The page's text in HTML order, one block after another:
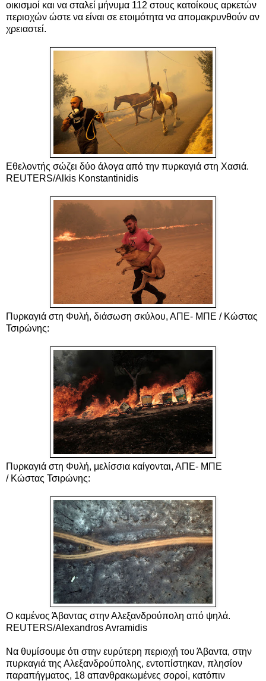
οικισμοί και να σταλεί μήνυμα 112 στους κατοίκους αρκετών
περιοχών ώστε να είναι σε ετοιμότητα να απομακρυνθούν αν
χρειαστεί.
Εθελοντής σώζει δύο άλογα από την πυρκαγιά στη Χασιά.
REUTERS/Alkis Konstantinidis
Πυρκαγιά στη Φυλή, διάσωση σκύλου, ΑΠΕ- ΜΠΕ / Κώστας
Τσιρώνης:
Πυρκαγιά στη Φυλή, μελίσσια καίγονται, ΑΠΕ- ΜΠΕ
/ Κώστας Τσιρώνης:
Ο καμένος Άβαντας στην Αλεξανδρούπολη από ψηλά.
REUTERS/Alexandros Avramidis
Να θυμίσουμε ότι στην ευρύτερη περιοχή του Άβαντα, στην
πυρκαγιά της Αλεξανδρούπολης, εντοπίστηκαν, πλησίον
παραπήγματος, 18 απανθρακωμένες σοροί, κατόπιν